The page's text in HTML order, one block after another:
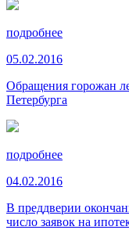
подробнее
05.02.2016
Обращения горожан
Петербурга
подробнее
04.02.2016
В преддверии
число заявок на